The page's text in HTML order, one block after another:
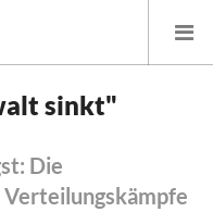
sinkt"
Die